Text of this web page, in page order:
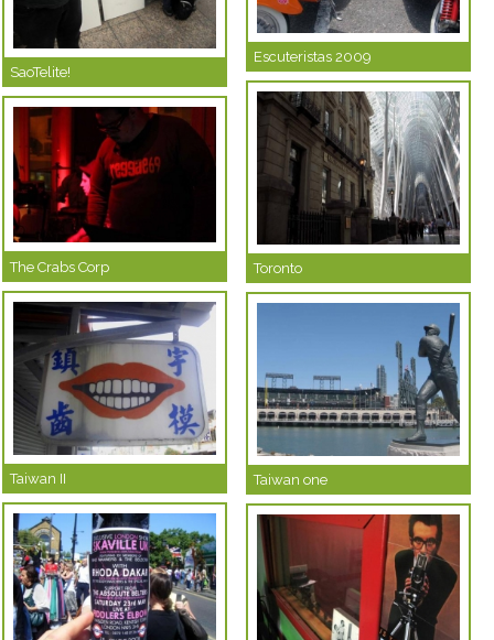
Escuteristas 2009
SaoTelite!
Toronto
The Crabs Corp
Taiwan II Taiwan one